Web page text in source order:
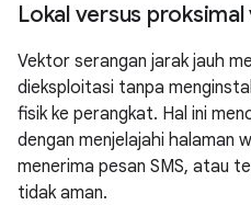
Lokal versus proksimal
Vektor serangan jarak jauh
dieksploitasi tanpa
fisik ke perangkat. Hal ini
dengan menjelajahi halaman
menerima pesan SMS, atau
tidak aman.